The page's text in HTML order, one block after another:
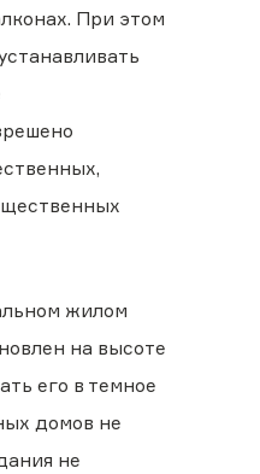
При этом
жилом
на высоте
его в темное
домов не
не